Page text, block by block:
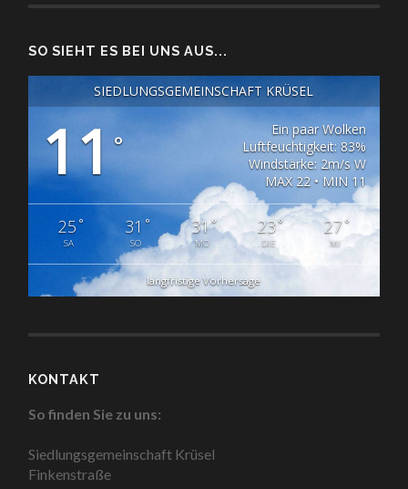
SO SIEHT ES BEI UNS AUS...
SIEDLUNGSGEMEINSCHAFT KRÜSEL
11°
Ein paar Wolken
Luftfeuchtigkeit: 83%
Windstärke: 2m/s W
MAX 22 • MIN 11
25°
SA
31 °
SO
31°
MO
23°
DIE
27°
MI
langfristige Vorhersage
KONTAKT
So finden Sie zu uns:
Siedlungsgemeinschaft Krüsel
Finkenstraße